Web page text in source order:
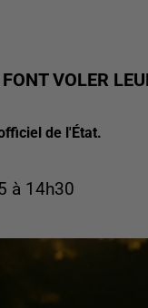
VOLER
de l'État.
à 14h30